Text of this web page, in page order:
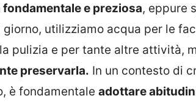
e preziosa, eppure
utilizziamo acqua per le
pulizia e per tante altre attività,
preservarla. In un contesto di
è fondamentale adottare